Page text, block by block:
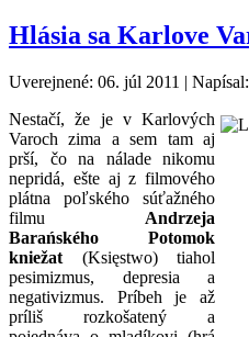
Hlásia sa Karlove
Uverejnené: 06. júl 2011 |
Nestačí, že je v Karlových
Varoch zima a sem tam aj
prší, čo na nálade nikomu
nepridá, ešte aj z filmového
plátna poľského súťažného
filmu Andrzeja
Barańského Potomok
kniežat (Księstwo) tiahol
pesimizmus, depresia a
negativizmus. Príbeh je až
príliš rozkošatený a